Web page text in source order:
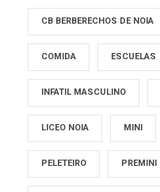
CB BERBERECHOS DE NOIA
COMIDA ESCUELAS
INFATIL MASCULINO
LICEO NOIA MINI
PELETEIRO PREMINI